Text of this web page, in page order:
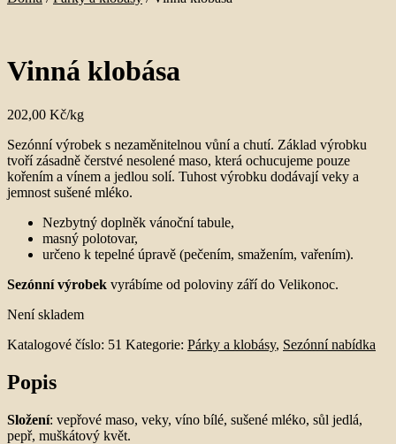
Vinná klobása
202,00 Kč/kg
Sezónní výrobek s nezaměnitelnou vůní a chutí. Základ výrobku
tvoří zásadně čerstvé nesolené maso, která ochucujeme pouze
kořením a vínem a jedlou solí. Tuhost výrobku dodávají veky a
jemnost sušené mléko.
Nezbytný doplněk vánoční tabule,
masný polotovar,
určeno k tepelné úpravě (pečením, smažením, vařením).
Sezónní výrobek vyrábíme od poloviny září do Velikonoc.
Není skladem
Katalogové číslo: 51 Kategorie: Párky a klobásy, Sezónní nabídka
Popis
Složení: vepřové maso, veky, víno bílé, sušené mléko, sůl jedlá,
pepř, muškátový květ.